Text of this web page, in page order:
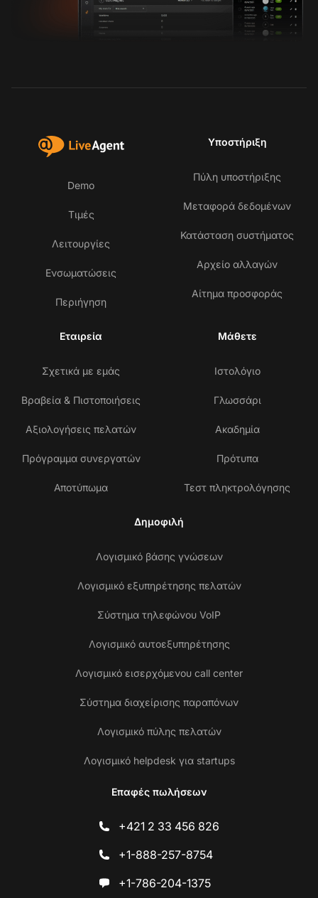
Demo
Τιμές
Λειτουργίες
Ενσωματώσεις
Περιήγηση
Υποστήριξη
Πύλη υποστήριξης
Μεταφορά δεδομένων
Κατάσταση συστήματος
Αρχείο αλλαγών
Αίτημα προσφοράς
Εταιρεία
Σχετικά με εμάς
Βραβεία & Πιστοποιήσεις
Αξιολογήσεις πελατών
Πρόγραμμα συνεργατών
Αποτύπωμα
Μάθετε
Ιστολόγιο
Γλωσσάρι
Ακαδημία
Πρότυπα
Τεστ πληκτρολόγησης
Δημοφιλή
Λογισμικό βάσης γνώσεων
Λογισμικό εξυπηρέτησης πελατών
Σύστημα τηλεφώνου VoIP
Λογισμικό αυτοεξυπηρέτησης
Λογισμικό εισερχόμενου call center
Σύστημα διαχείρισης παραπόνων
Λογισμικό πύλης πελατών
Λογισμικό helpdesk για startups
Επαφές πωλήσεων
+421 2 33 456 826
+1-888-257-8754
+1-786-204-1375